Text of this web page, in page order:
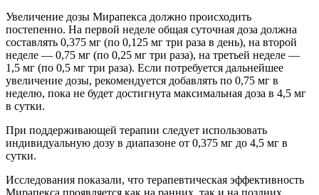
Увеличение дозы Мирапекса должно происходить
постепенно. На первой неделе общая суточная доза должна
составлять 0,375 мг (по 0,125 мг три раза в день), на второй
неделе — 0,75 мг (по 0,25 мг три раза), на третьей неделе —
1,5 мг (по 0,5 мг три раза). Если потребуется дальнейшее
увеличение дозы, рекомендуется добавлять по 0,75 мг в
неделю, пока не будет достигнута максимальная доза в 4,5 мг
в сутки.
При поддерживающей терапии следует использовать
индивидуальную дозу в диапазоне от 0,375 мг до 4,5 мг в
сутки.
Исследования показали, что терапевтическая эффективность